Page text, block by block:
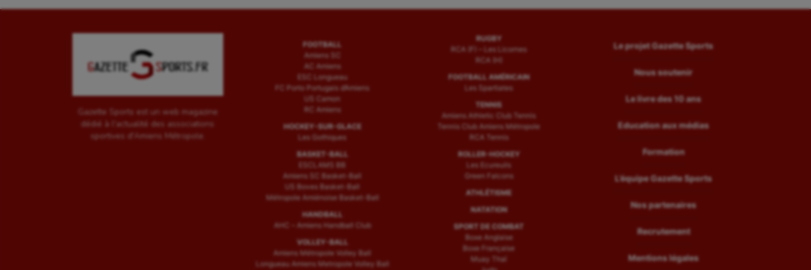
Gazette Sports est un web magazine
dédié à l'actualité des associations
sportives d'Amiens Métropole.
FOOTBALL
Amiens SC
AC Amiens
ESC Longueau
FC Porto Portugais d’Amiens
US Camon
RC Amiens
HOCKEY-SUR-GLACE
Les Gothiques
BASKET-BALL
ESCLAMS BB
Amiens SC Basket-Ball
US Boves Basket-Ball
Métropole Amiénoise Basket-Ball
HANDBALL
AHC – Amiens Handball Club
VOLLEY-BALL
Amiens Métropole Volley Ball
Longueau Amiens Metropole Volley Ball
RUGBY
RCA (F) – Les Licornes
RCA (H)
FOOTBALL AMÉRICAIN
Les Spartiates
TENNIS
Amiens Athletic Club Tennis
Tennis Club Amiens Métropole
RCA Tennis
ROLLER-HOCKEY
Les Ecureuils
Green Falcons
ATHLÉTISME
NATATION
SPORT DE COMBAT
Boxe Anglaise
Boxe Française
Muay Thaï
Le projet Gazette Sports
Nous soutenir
Le livre des 10 ans
Education aux médias
Formation
L’équipe Gazette Sports
Nos partenaires
Recrutement
Mentions légales